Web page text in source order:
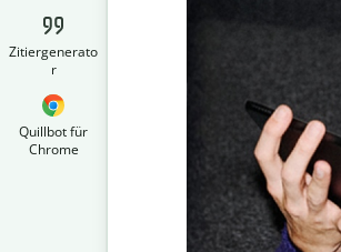
Zitiergenerato
r
Quillbot für
Chrome